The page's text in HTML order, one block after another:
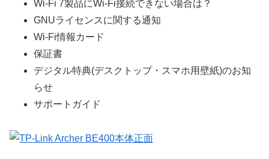
Wi-Fi 7製品にWi-Fi接続できない場合は？
GNUライセンスに関する通知
Wi-Fi情報カード
保証書
デジタル特典(デスクトップ・スマホ用壁紙)のお知
らせ
サポートガイド